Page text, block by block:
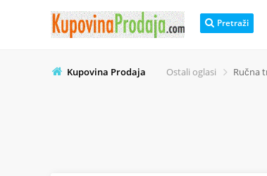
Pretraži
Kupovina Prodaja Ostali oglasi Ručna